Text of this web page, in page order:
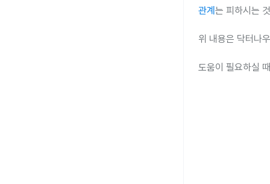
관계 는 피하시는
위 내용은 닥터나
도움이 필요하실